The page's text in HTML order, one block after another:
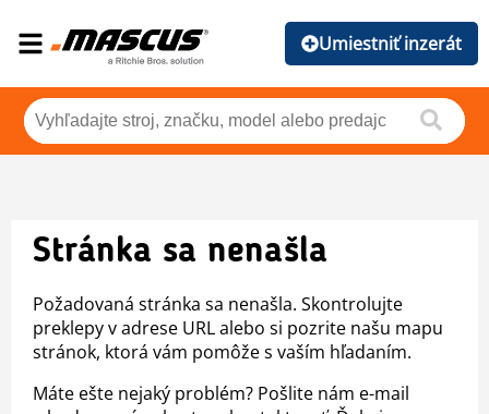
Umiestniť inzerát
Stránka sa nenašla
Požadovaná stránka sa nenašla. Skontrolujte
preklepy v adrese URL alebo si pozrite našu mapu
stránok, ktorá vám pomôže s vaším hľadaním.
Máte ešte nejaký problém? Pošlite nám e-mail